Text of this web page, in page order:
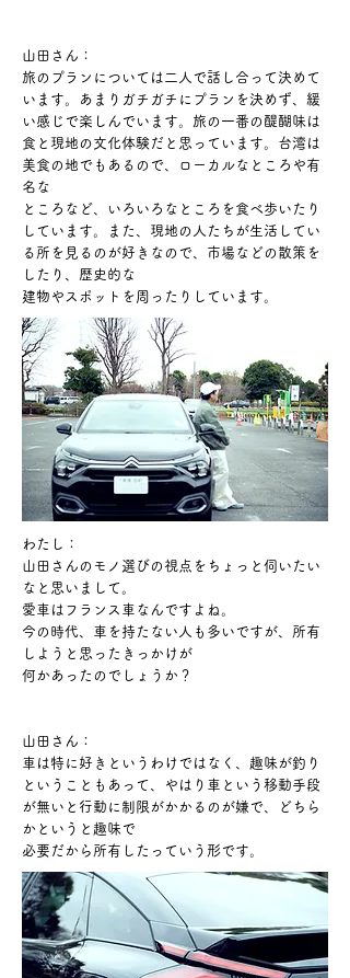
山田さん：
旅のプランについては二人で話し合って決めて
います。
あまりガチガチにプランを決めず、緩
い感じで楽しんでいます。 旅の一番の醍醐味は
食と現地の文化体験だと思っています。台湾は
美食の地でもあるので、ローカルなところや有
名な
ところなど、いろいろなところを食べ歩いたり
しています。
また、現地の人たちが生活してい
る所を見るのが好きなので、市場などの散策を
したり、 歴史的な
建物やスポットを周ったりしています。
わたし：
山田さんのモノ選びの視点をちょっと伺いたい
なと思いまして。
​愛車はフランス車なんですよね。
​今の時代、車を持たない人も多いですが、所有
しようと思ったきっかけが
何かあったのでしょうか？
山田さん：
車は特に好きというわけではなく、趣味が釣り
ということもあって、
やはり車という移動手段
が無いと行動に制限がかかるのが嫌で、どちら
かというと 趣味で
必要だから所有したっていう形です。